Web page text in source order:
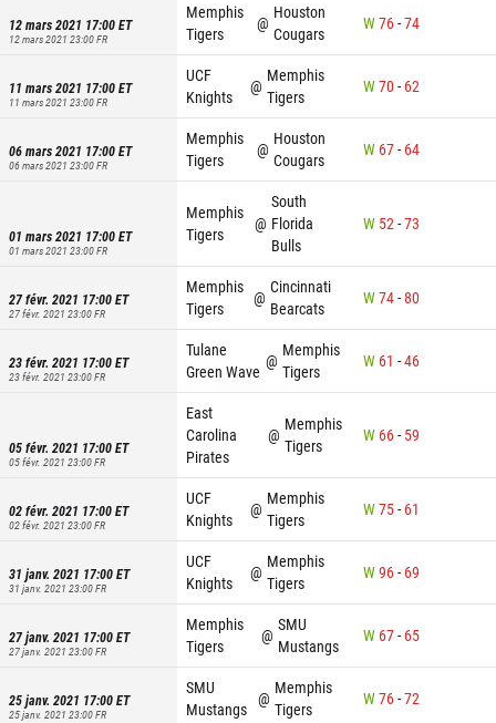
12 mars 2021 17:00ET
12 mars 2021 23:00FR
Memphis
Tigers
@
Houston
Cougars
W76-74
11 mars 2021 17:00ET
11 mars 2021 23:00FR
UCF
Knights
@
Memphis
Tigers
W70- 62
06 mars 2021 17:00ET
06 mars 2021 23:00FR
Memphis
Tigers
@
Houston
Cougars
W 67- 64
01 mars 2021 17:00ET
01 mars 2021 23:00FR
Memphis
Tigers
@
South
Florida
Bulls
W 52-73
27 févr. 2021 17:00ET
27 févr. 2021 23:00FR
Memphis
Tigers
@
Cincinnati
Bearcats
W74-80
23 févr. 2021 17:00ET
23 févr. 2021 23:00FR
Tulane
Green Wave
@
Memphis
Tigers
W 61 -46
05 févr. 2021 17:00ET
05 févr. 2021 23:00FR
East
Carolina
Pirates
@
Memphis
Tigers
W 66- 59
02 févr. 2021 17:00ET
02 févr. 2021 23:00FR
UCF
Knights
@
Memphis
Tigers
W75- 61
31 janv. 2021 17:00ET
31 janv. 2021 23:00FR
UCF
Knights
@
Memphis
Tigers
W96- 69
27 janv. 2021 17:00ET
27 janv. 2021 23:00FR
Memphis
Tigers
@
SMU
Mustangs
W 67- 65
25 janv. 2021 17:00ET
25 janv. 2021 23:00FR
SMU
Mustangs
@
Memphis
Tigers
W76-72